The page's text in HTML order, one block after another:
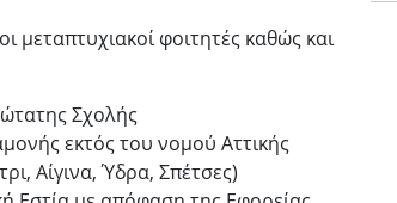
μεταπτυχιακοί φοιτητές καθώς και
Σχολής
εκτός του νομού Αττικής
Αίγινα, Ύδρα, Σπέτσες)